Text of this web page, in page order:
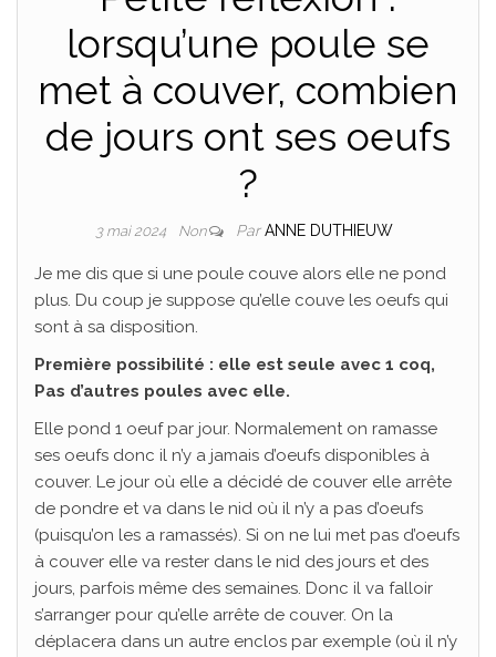
lorsqu’une poule se
met à couver, combien
de jours ont ses oeufs
?
3 mai 2024 Non ParANNE DUTHIEUW
Je me dis que si une poule couve alors elle ne pond
plus. Du coup je suppose qu’elle couve les oeufs qui
sont à sa disposition.
Première possibilité : elle est seule avec 1 coq,
Pas d’autres poules avec elle.
Elle pond 1 oeuf par jour. Normalement on ramasse
ses oeufs donc il n’y a jamais d’oeufs disponibles à
couver. Le jour où elle a décidé de couver elle arrête
de pondre et va dans le nid où il n’y a pas d’oeufs
(puisqu’on les a ramassés). Si on ne lui met pas d’oeufs
à couver elle va rester dans le nid des jours et des
jours, parfois même des semaines. Donc il va falloir
s’arranger pour qu’elle arrête de couver. On la
déplacera dans un autre enclos par exemple (où il n’y